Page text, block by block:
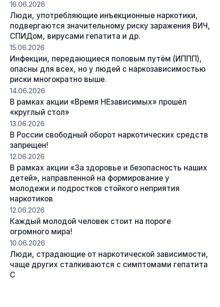
16.06.2026
Люди, употребляющие инъекционные наркотики,
подвергаются значительному риску заражения ВИЧ,
СПИДом, вирусами гепатита и др.
15.06.2026
Инфекции, передающиеся половым путём (ИППП),
опасны для всех, но у людей с наркозависимостью
риски многократно выше.
14.06.2026
В рамках акции «Время НЕзависимых» прошёл
«круглый стол»
13.06.2026
В России свободный оборот наркотических средств
запрещен!
12.06.2026
В рамках акции «За здоровье и безопасность наших
детей», направленной на формирование у
молодежи и подростков стойкого неприятия
наркотиков
12.06.2026
Каждый молодой человек стоит на пороге
огромного мира!
10.06.2026
Люди, страдающие от наркотической зависимости,
чаще других сталкиваются с симптомами гепатита
С